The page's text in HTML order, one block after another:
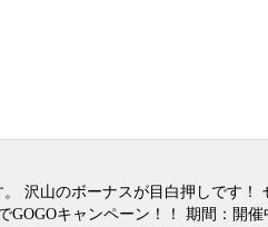
沢山のボーナスが目白押しです！